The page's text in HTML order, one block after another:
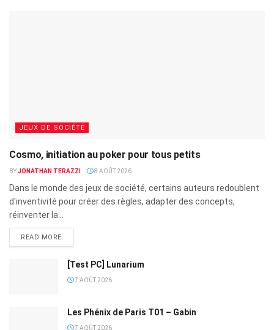
JEUX DE SOCIÉTÉ
Cosmo, initiation au poker pour tous petits
BYJONATHAN TERAZZI 8 AOÛT 2026
Dans le monde des jeux de société, certains auteurs redoublent
d'inventivité pour créer des règles, adapter des concepts,
réinventer la...
READ MORE
[Test PC] Lunarium
7 AOÛT 2026
Les Phénix de Paris T01 – Gabin
7 AOÛT 2026